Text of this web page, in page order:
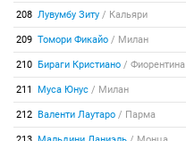
208 Лувумбу Зиту / Кальяри
209 Томори Фикайо / Милан
210 Бираги Кристиано / Фиорентина
211 Муса Юнус / Милан
212 Валенти Лаутаро / Парма